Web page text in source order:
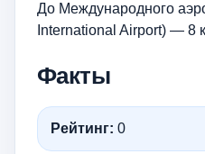
До Международного
International Airport) — 8
Факты
Рейтинг: 0